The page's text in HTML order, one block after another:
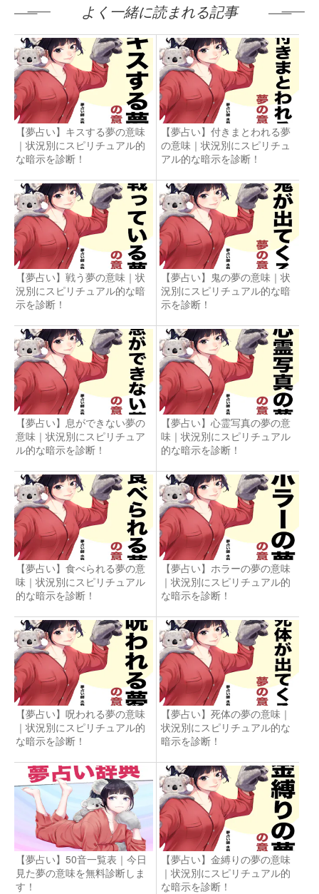
よく一緒に読まれる記事
【夢占い】キスする夢の意味
｜状況別にスピリチュアル的
な暗示を診断！
【夢占い】付きまとわれる夢
の意味｜状況別にスピリチュ
アル的な暗示を診断！
【夢占い】戦う夢の意味｜状
況別にスピリチュアル的な暗
示を診断！
【夢占い】鬼の夢の意味｜状
況別にスピリチュアル的な暗
示を診断！
【夢占い】息ができない夢の
意味｜状況別にスピリチュア
ル的な暗示を診断！
【夢占い】心霊写真の夢の意
味｜状況別にスピリチュアル
的な暗示を診断！
【夢占い】食べられる夢の意
味｜状況別にスピリチュアル
的な暗示を診断！
【夢占い】ホラーの夢の意味
｜状況別にスピリチュアル的
な暗示を診断！
【夢占い】呪われる夢の意味
｜状況別にスピリチュアル的
な暗示を診断！
【夢占い】死体の夢の意味｜
状況別にスピリチュアル的な
暗示を診断！
【夢占い】50音一覧表｜今日
見た夢の意味を無料診断しま
す！
【夢占い】金縛りの夢の意味
｜状況別にスピリチュアル的
な暗示を診断！